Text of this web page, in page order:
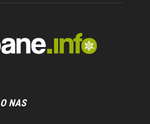
O NAS